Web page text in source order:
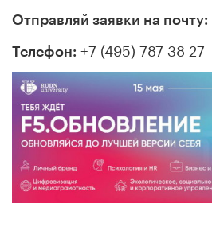
Отправляй заявки на почту:
Телефон: +7 (495) 787 38 27